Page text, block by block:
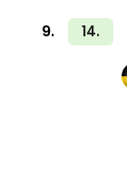
9. 14.